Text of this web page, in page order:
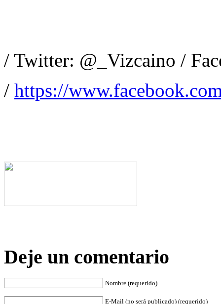
/ Twitter: @_Vizcaino /
/ https://
Deje un comentario
Nombre (requerido)
E-Mail (no será publicado) (requerido)